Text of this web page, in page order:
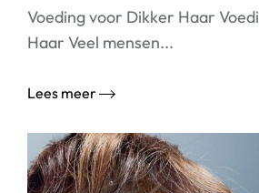
Voeding voor Dikker Haar
Haar Veel mensen...
Lees meer